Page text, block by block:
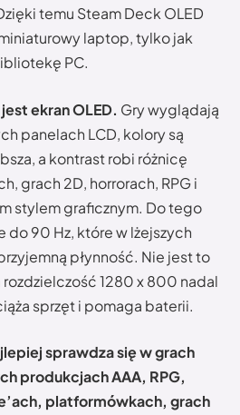
temu Steam Deck OLED
laptop, tylko jak
PC.
ekran OLED. Gry wyglądają
panelach LCD, kolory są
a kontrast robi różnicę
grach 2D, horrorach, RPG i
stylem graficznym. Do tego
90 Hz, które w lżejszych
płynność. Nie jest to
rozdzielczość 1280 x 800 nadal
sprzęt i pomaga baterii.
sprawdza się w grach
produkcjach AAA, RPG,
platformówkach, grach